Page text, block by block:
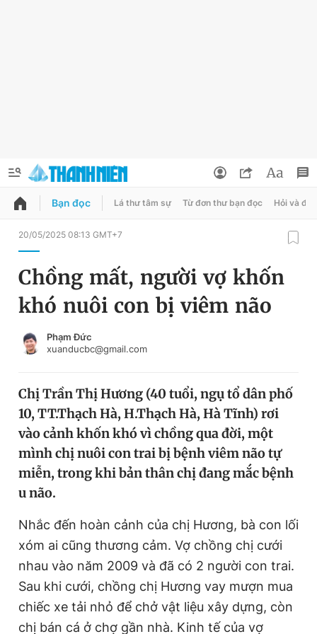
QUẢNG CÁO
Chuyên mục
Chuyên mục khác
Tin thị trường Tin 360
Video Magazine
Tiện ích Bạn cần biết
Thông tin tòa soạn Liên hệ quảng cáo
Đổi mật khẩu
Tin đã lưu
Tin đã xem
Đăng xuất
Bạn đọc Lá thư tâm sự Từ đơn thư bạn đọc Hỏi và đáp
20/05/2025 08:13 GMT+7
Chồng mất, người vợ khốn
khó nuôi con bị viêm não
Phạm Đức
xuanducbc@gmail.com
Chị Trần Thị Hương (40 tuổi, ngụ tổ dân phố
10, TT.Thạch Hà, H.Thạch Hà, Hà Tĩnh) rơi
vào cảnh khốn khó vì chồng qua đời, một
mình chị nuôi con trai bị bệnh viêm não tự
miễn, trong khi bản thân chị đang mắc bệnh
u não.
Nhắc đến hoàn cảnh của chị Hương, bà con lối
xóm ai cũng thương cảm. Vợ chồng chị cưới
nhau vào năm 2009 và đã có 2 người con trai.
Sau khi cưới, chồng chị Hương vay mượn mua
chiếc xe tải nhỏ để chở vật liệu xây dựng, còn
chị bán cá ở chợ gần nhà. Kinh tế của vợ